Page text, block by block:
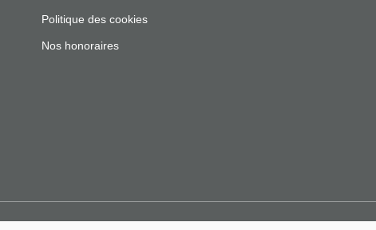
Politique des cookies
Nos honoraires